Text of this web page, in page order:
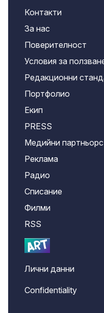
Контакти
За нас
Поверителност
Условия за
Редакционни
Портфолио
Екип
PRESS
Медийни
Реклама
Радио
Списание
Филми
RSS
Лични данни
Confidentiality